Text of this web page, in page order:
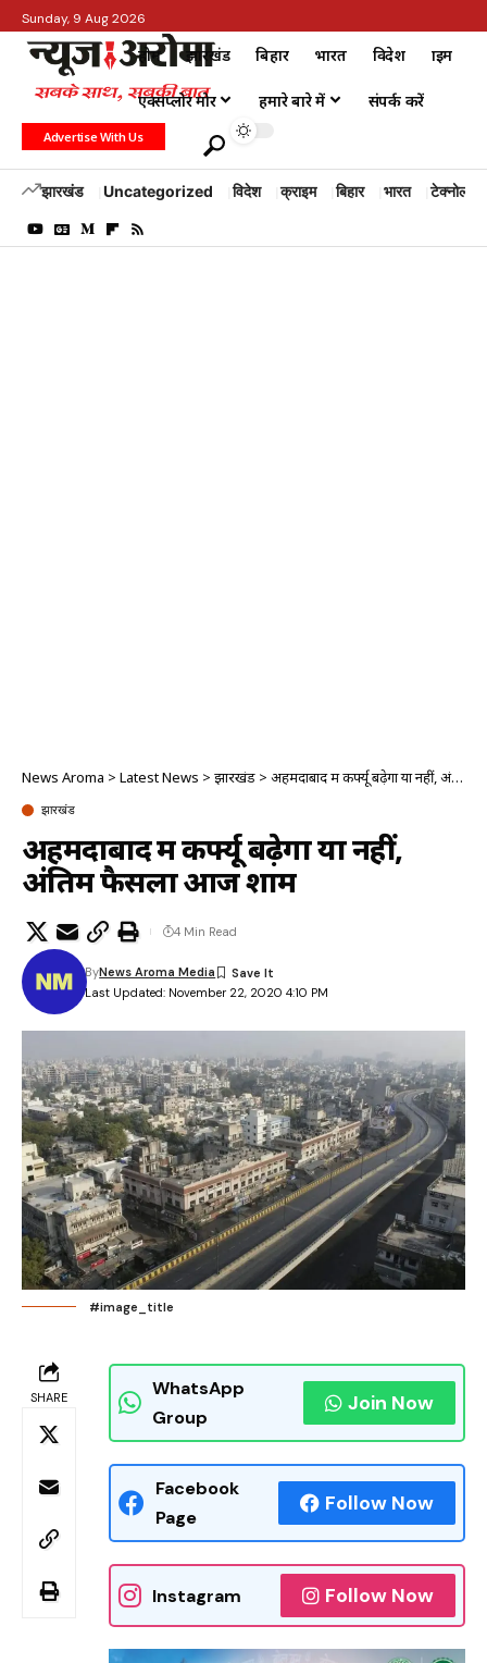
Sunday, 9 Aug 2026
होम झारखंड बिहार भारत विदेश क्राइम
एक्सप्लोर मोर हमारे बारे में संपर्क करें
Advertise With Us
झारखंड Uncategorized विदेश क्राइम बिहार भारत टेक्नोलॉजी
News Aroma > Latest News > झारखंड > अहमदाबाद में कर्फ्यू बढ़ेगा या नहीं, अंतिम फैसला आज शाम
झारखंड
अहमदाबाद में कर्फ्यू बढ़ेगा या नहीं,
अंतिम फैसला आज शाम
Last Updated: November 22, 2020 4:10 PM
ByNews Aroma Media
4 Min Read
#image_title
SHARE
WhatsApp
Group
Join Now
Facebook
Page
Follow Now
Instagram Follow Now